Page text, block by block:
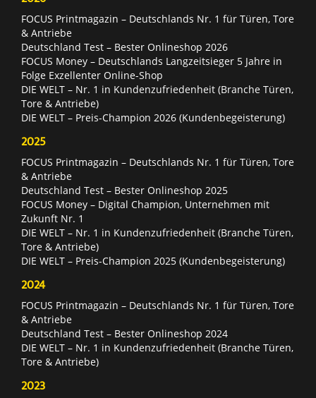
FOCUS Printmagazin – Deutschlands Nr. 1 für Türen, Tore
& Antriebe
Deutschland Test – Bester Onlineshop 2026
FOCUS Money – Deutschlands Langzeitsieger 5 Jahre in
Folge Exzellenter Online-Shop
DIE WELT – Nr. 1 in Kundenzufriedenheit (Branche Türen,
Tore & Antriebe)
DIE WELT – Preis-Champion 2026 (Kundenbegeisterung)
2025
FOCUS Printmagazin – Deutschlands Nr. 1 für Türen, Tore
& Antriebe
Deutschland Test – Bester Onlineshop 2025
FOCUS Money – Digital Champion, Unternehmen mit
Zukunft Nr. 1
DIE WELT – Nr. 1 in Kundenzufriedenheit (Branche Türen,
Tore & Antriebe)
DIE WELT – Preis-Champion 2025 (Kundenbegeisterung)
2024
FOCUS Printmagazin – Deutschlands Nr. 1 für Türen, Tore
& Antriebe
Deutschland Test – Bester Onlineshop 2024
DIE WELT – Nr. 1 in Kundenzufriedenheit (Branche Türen,
Tore & Antriebe)
2023